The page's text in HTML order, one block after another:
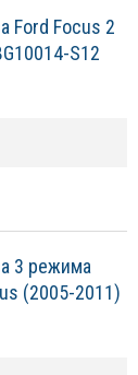
Ford Focus 2
S12
3 режима
(2005-2011)